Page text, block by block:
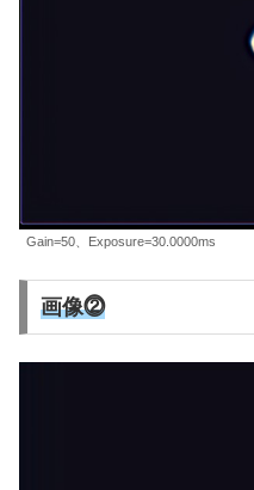
Gain=50、Exposure=30.0000ms
画像⓶